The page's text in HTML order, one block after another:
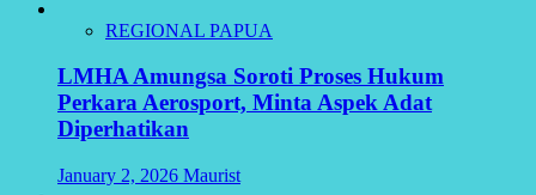
REGIONAL PAPUA
LMHA Amungsa Soroti Proses Hukum
Perkara Aerosport, Minta Aspek Adat
Diperhatikan
January 2, 2026 Maurist